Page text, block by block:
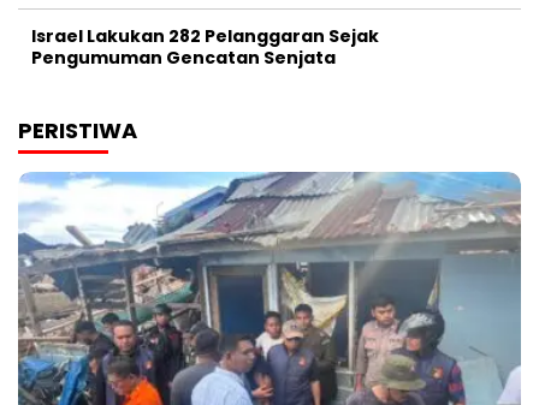
Israel Lakukan 282 Pelanggaran Sejak
Pengumuman Gencatan Senjata
PERISTIWA